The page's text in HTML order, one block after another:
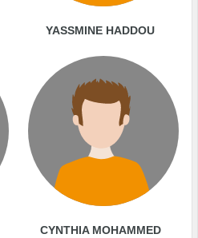
YASSMINE HADDOU
CYNTHIA MOHAMMED